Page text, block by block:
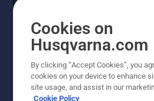
Cookies on
Husqvarna.com
By clicking “Accept Cookies”, you
cookies on your device to enhance
site usage, and assist in our
Cookie Policy